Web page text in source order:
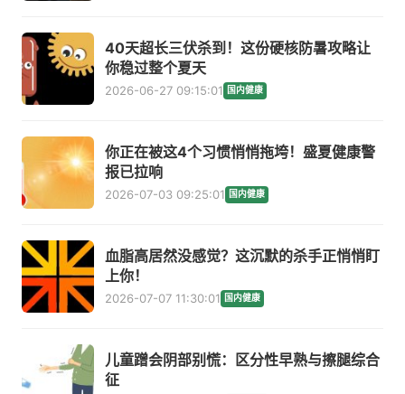
40天超长三伏杀到！这份硬核防暑攻略让
你稳过整个夏天
2026-06-27 09:15:01 国内健康
你正在被这4个习惯悄悄拖垮！盛夏健康警
报已拉响
2026-07-03 09:25:01 国内健康
血脂高居然没感觉？这沉默的杀手正悄悄盯
上你！
2026-07-07 11:30:01 国内健康
儿童蹭会阴部别慌：区分性早熟与擦腿综合
征